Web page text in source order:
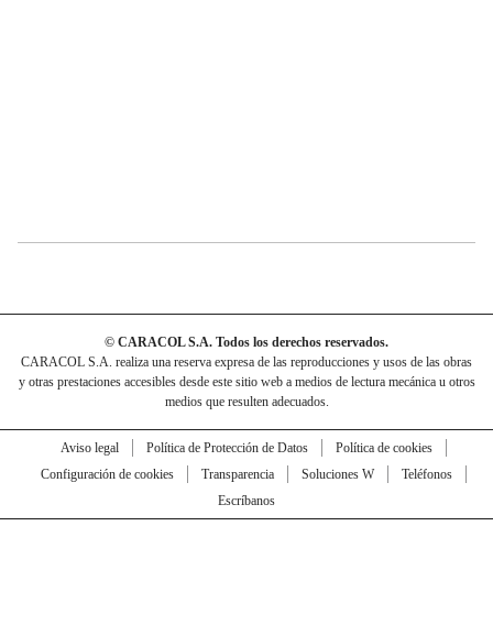
© CARACOL S.A. Todos los derechos reservados.
CARACOL S.A. realiza una reserva expresa de las reproducciones y usos de las obras
y otras prestaciones accesibles desde este sitio web a medios de lectura mecánica u otros
medios que resulten adecuados.
Aviso legal Política de Protección de Datos
Política de cookies
Configuración de cookies
Transparencia Soluciones W
Teléfonos
Escríbanos